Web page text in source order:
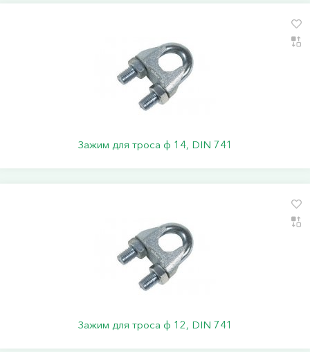
Зажим для троса ф 14, DIN 741
Зажим для троса ф 12, DIN 741